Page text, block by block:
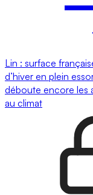
Lin : surface
d’hiver en plein
déboute encore les
au climat